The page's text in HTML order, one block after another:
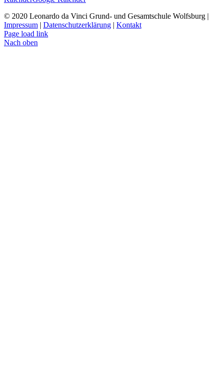
© 2020 Leonardo da Vinci Grund- und Gesamtschule Wolfsburg |
Impressum | Datenschutzerklärung | Kontakt
Page load link
Nach oben